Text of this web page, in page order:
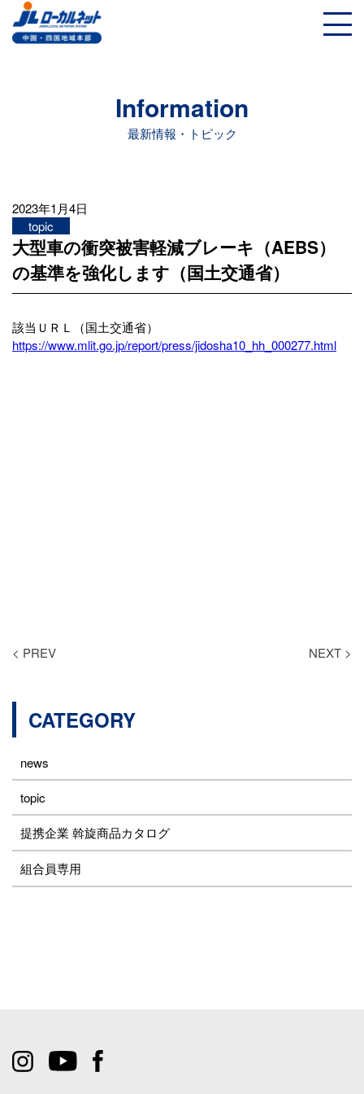
Information
最新情報・トピック
2023年1月4日
topic
大型車の衝突被害軽減ブレーキ（AEBS）
の基準を強化します（国土交通省）
該当ＵＲＬ（国土交通省）
https://www.mlit.go.jp/report/press/jidosha10_hh_000277.html
< PREV NEXT >
CATEGORY
news
topic
提携企業 斡旋商品カタログ
組合員専用